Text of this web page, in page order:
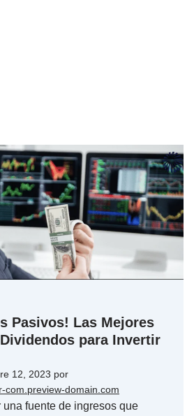
Pasivos! Las Mejores
para Invertir
12, 2023 por
com.preview-domain.com
una fuente de ingresos que